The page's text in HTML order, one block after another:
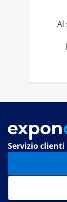
Al
Servizio clienti